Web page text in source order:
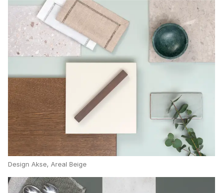
Design Akse, Areal Beige